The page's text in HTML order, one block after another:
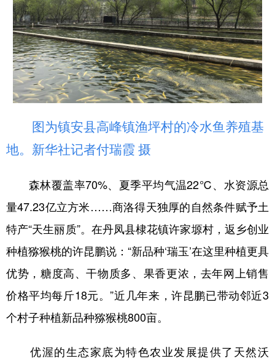
图为镇安县高峰镇渔坪村的冷水鱼养殖基
地。新华社记者付瑞霞 摄
森林覆盖率70%、夏季平均气温22℃、水资源总
量47.23亿立方米……商洛得天独厚的自然条件赋予土
特产“天生丽质”。在丹凤县棣花镇许家塬村，返乡创业
种植猕猴桃的许昆鹏说：“新品种‘瑞玉’在这里种植更具
优势，糖度高、干物质多、果香更浓，去年网上销售
价格平均每斤18元。”近几年来，许昆鹏已带动邻近3
个村子种植新品种猕猴桃800亩。
优渥的生态家底为特色农业发展提供了天然沃